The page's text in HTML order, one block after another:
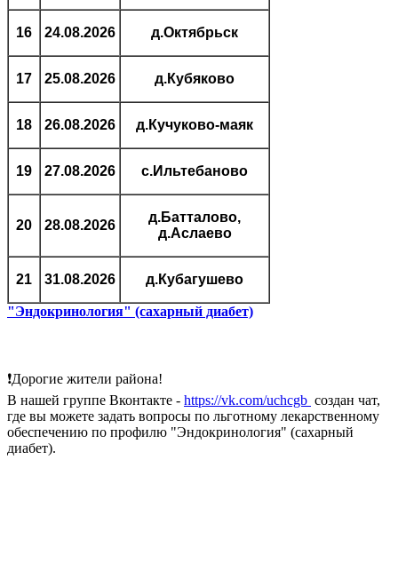
16 24.08.2026 д.Октябрьск
17 25.08.2026 д.Кубяково
18 26.08.2026 д.Кучуково-маяк
19 27.08.2026 с.Ильтебаново
20 28.08.2026
д.Батталово,
д.Аслаево
21 31.08.2026 д.Кубагушево
"Эндокринология" (сахарный диабет)
❗Дорогие жители района!
В нашей группе Вконтакте - https://vk.com/uchcgb создан чат,
где вы можете задать вопросы по льготному лекарственному
обеспечению по профилю "Эндокринология" (сахарный
диабет).